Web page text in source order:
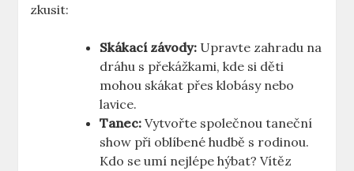
zkusit:
Skákací závody: Upravte zahradu na
dráhu s překážkami, kde si děti
mohou skákat přes klobásy nebo
lavice.
Tanec: Vytvořte společnou taneční
show při oblíbené hudbě s rodinou.
Kdo se umí nejlépe hýbat? Vítěz